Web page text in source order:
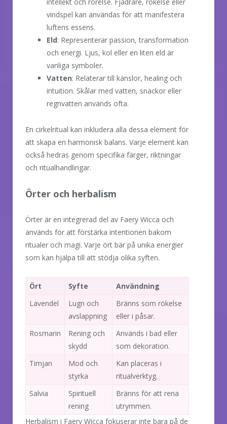
vindspel kan användas för att manifestera
luftens essens.
Eld: Representerar passion, transformation
och energi. Ljus, kol eller en liten eld är
vanliga symboler.
Vatten: Relaterar till känslor, healing och
intuition. Skålar med vatten, snäckor eller
regnvatten används ofta.
En cirkelritual kan inkludera alla dessa element för
att skapa en harmonisk balans. Varje element kan
också hedras genom specifika färger, riktningar
och ritualhandlingar.
Örter och herbalism
Örter är en integrerad del av Faery Wicca och
används för att förstärka intentionen bakom
ritualer och magi. Varje ört bär på unika energier
som kan hjälpa till att stödja olika syften.
Ört Syfte
Användning
Lavendel
Lugn och
avslappning
Bränns som rökelse
eller i påsar.
Rosmarin
Rening och
skydd
Används i bad eller
som dekoration.
Timjan
Mod och
styrka
Kan placeras i
ritualverktyg.
Salvia
Spirituell
rening
Bränns för att rena
utrymmen.
Herbalism i Faery Wicca fokuserar inte bara på de